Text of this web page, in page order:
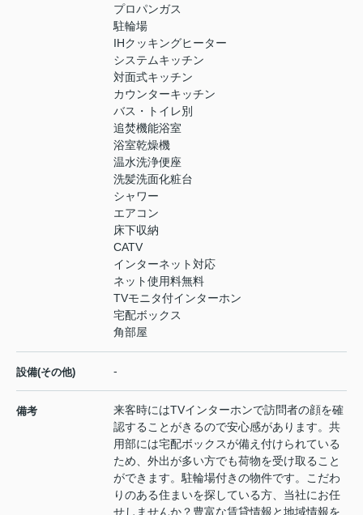
プロパンガス
駐輪場
IHクッキングヒーター
システムキッチン
対面式キッチン
カウンターキッチン
バス・トイレ別
追焚機能浴室
浴室乾燥機
温水洗浄便座
洗髪洗面化粧台
シャワー
エアコン
床下収納
CATV
インターネット対応
ネット使用料無料
TVモニタ付インターホン
宅配ボックス
角部屋
設備(その他) -
備考
来客時にはTVインターホンで訪問者の顔を確
認することがきるので安心感があります。共
用部には宅配ボックスが備え付けられている
ため、外出が多い方でも荷物を受け取ること
ができます。駐輪場付きの物件です。こだわ
りのある住まいを探している方、当社にお任
せしませんか？豊富な賃貸情報と地域情報を